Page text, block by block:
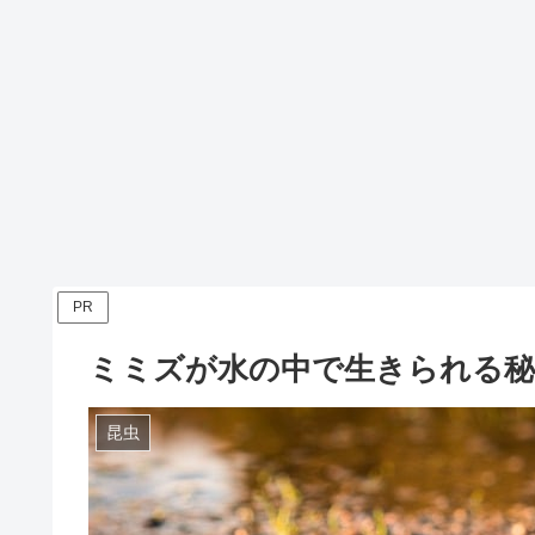
PR
ミミズが水の中で生きられる
昆虫